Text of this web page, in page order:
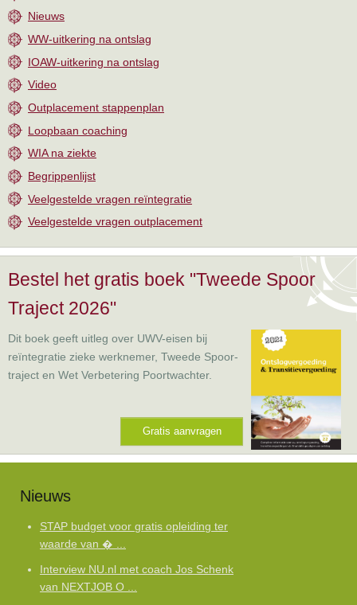
Nieuws
WW-uitkering na ontslag
IOAW-uitkering na ontslag
Video
Outplacement stappenplan
Loopbaan coaching
WIA na ziekte
Begrippenlijst
Veelgestelde vragen reïntegratie
Veelgestelde vragen outplacement
Bestel het gratis boek "Tweede Spoor
Traject 2026"
Dit boek geeft uitleg over UWV-eisen bij
reïntegratie zieke werknemer, Tweede Spoor-
traject en Wet Verbetering Poortwachter.
Gratis aanvragen
Nieuws
STAP budget voor gratis opleiding ter
waarde van � ...
Interview NU.nl met coach Jos Schenk
van NEXTJOB O ...